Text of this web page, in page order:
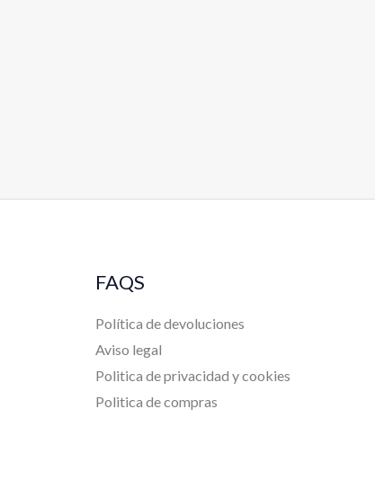
FAQS
Política de devoluciones
Aviso legal
Politica de privacidad y cookies
Politica de compras